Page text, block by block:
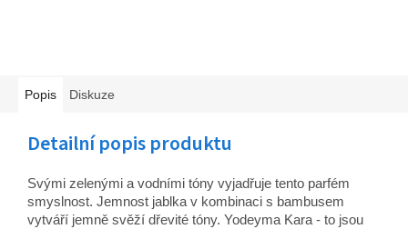
Popis Diskuze
Detailní popis produktu
Svými zelenými a vodními tóny vyjadřuje tento parfém
smyslnost. Jemnost jablka v kombinaci s bambusem
vytváří jemně svěží dřevité tóny. Yodeyma Kara - to jsou